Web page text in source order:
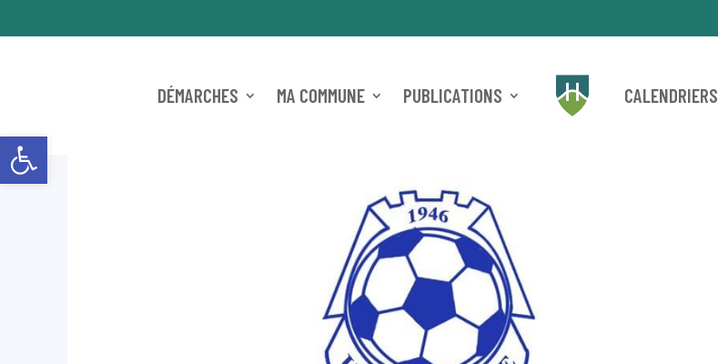
Ouvrir la barre d’outils
DÉMARCHES MA COMMUNE PUBLICATIONS CALENDRIERS